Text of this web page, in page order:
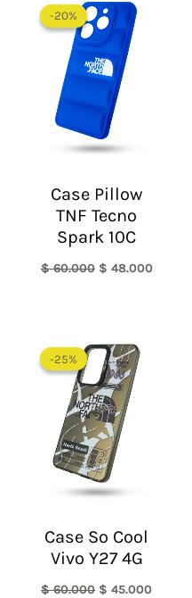
-20%
-20%
Case Pillow
TNF Tecno
Spark 10C
$60.000
precio
original
era:
$ 60.000.
$ 48.000
-25%
-25%
Case So Cool
Vivo Y27 4G
$60.000
precio
original
era:
$ 60.000.
$ 45.000